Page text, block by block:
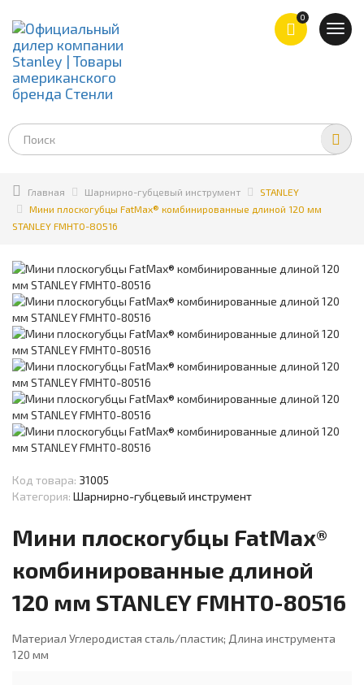
0
Главная Шарнирно-губцевый инструмент
STANLEY
Мини плоскогубцы FatMax® комбинированные длиной 120 мм
STANLEY FMHT0-80516
Код товара: 31005
Категория: Шарнирно-губцевый инструмент
Мини плоскогубцы FatMax®
комбинированные длиной
120 мм STANLEY FMHT0-80516
Материал Углеродистая сталь/пластик; Длина инструмента
120 мм